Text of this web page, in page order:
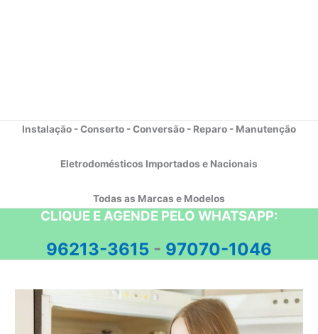
Instalação - Conserto - Conversão - Reparo - Manutenção
Eletrodomésticos Importados e Nacionais
Todas as Marcas e Modelos
CLIQUE E AGENDE PELO WHATSAPP:
96213-3615 - 97070-1046